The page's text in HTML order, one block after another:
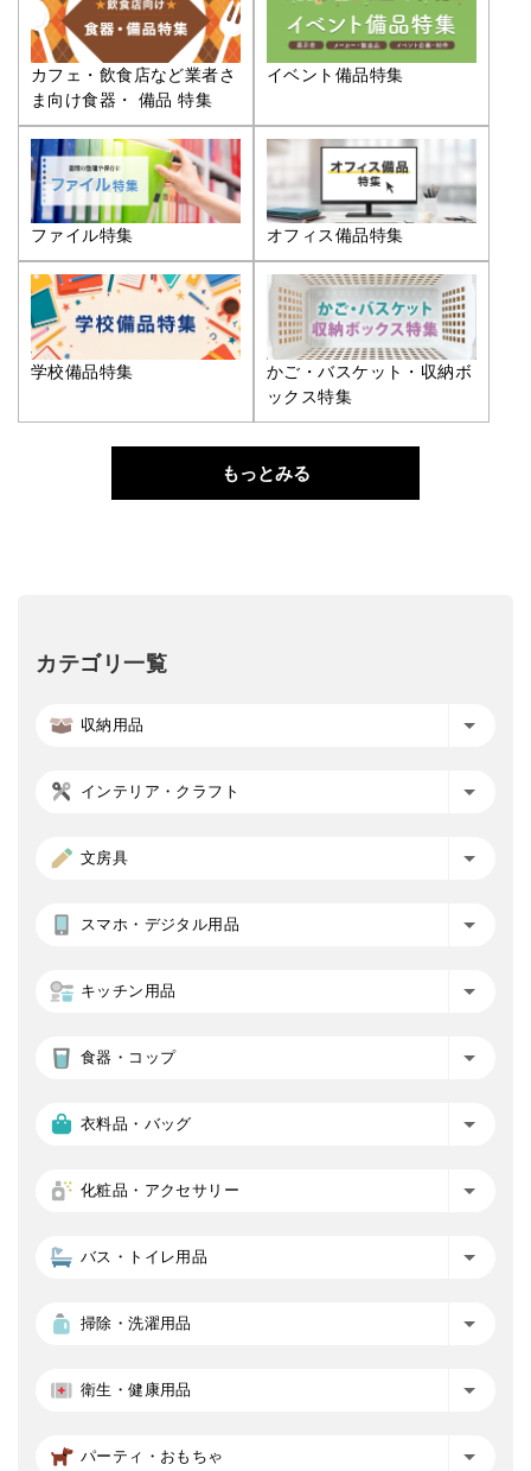
カフェ・飲食店など業者さ
ま向け食器・ 備品 特集
イベント備品特集
ファイル特集 オフィス備品特集
学校備品特集
かご・バスケット・収納ボ
ックス特集
もっとみる
カテゴリ一覧
収納用品
インテリア・クラフト
文房具
スマホ・デジタル用品
キッチン用品
食器・コップ
衣料品・バッグ
化粧品・アクセサリー
バス・トイレ用品
掃除・洗濯用品
衛生・健康用品
パーティ・おもちゃ